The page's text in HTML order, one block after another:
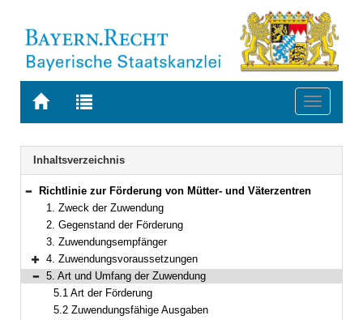
Zur
BAYERN.RECHT
Zur
letzten
Suche
Toggle
Navigation
Inhaltsverzeichnis
Bereich reduzieren
Richtlinie zur Förderung von Mütter- und Väterzentren
1. Zweck der Zuwendung
2. Gegenstand der Förderung
3. Zuwendungsempfänger
Bereich erweitern
4. Zuwendungsvoraussetzungen
Bereich reduzieren
5. Art und Umfang der Zuwendung
5.1 Art der Förderung
5.2 Zuwendungsfähige Ausgaben